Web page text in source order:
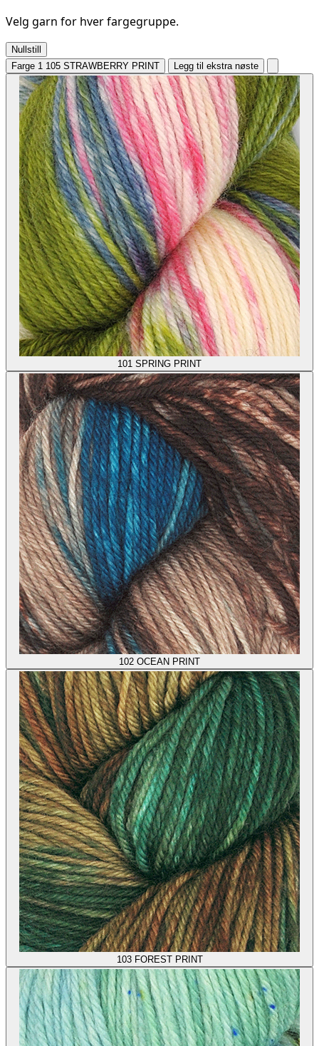
Velg garn for hver fargegruppe.
Nullstill
Farge 1 105 STRAWBERRY PRINT Legg til ekstra nøste
101 SPRING PRINT
102 OCEAN PRINT
103 FOREST PRINT